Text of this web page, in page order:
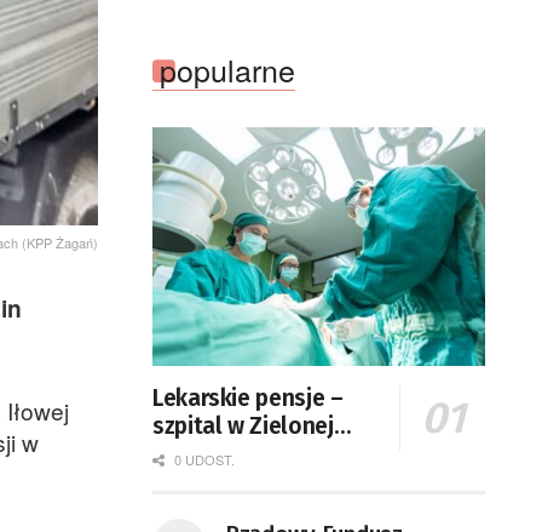
(KPP Żagań)
w
popularne
Lekarskie pensje –
szpital w Zielonej
Górze podaje dane
0 UDOST.